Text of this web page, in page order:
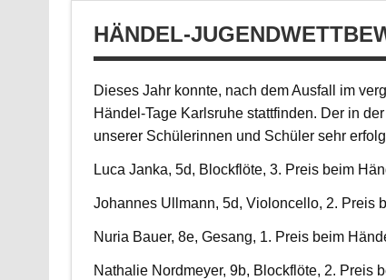
HÄNDEL-
Dieses Jahr konnte, nach dem Ausfall im
Händel-Tage Karlsruhe stattfinden. Der in
unserer Schülerinnen und Schüler sehr
Luca Janka, 5d, Blockflöte, 3. Preis beim
Johannes Ullmann, 5d, Violoncello, 2. Preis
Nuria Bauer, 8e, Gesang, 1. Preis beim
Nathalie Nordmeyer, 9b, Blockflöte, 2. Preis